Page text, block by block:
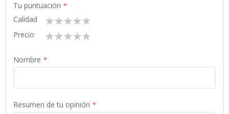
Tu puntuación
Calidad
1
star
2
stars
3
stars
4
stars
5
Precio
1 2 3 4 5
Nombre
Resumen de tu opinión